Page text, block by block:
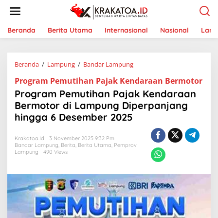
t
Beranda Berita Utama Internasional Nasional
Beranda / Lampung / Bandar Lampung
o
g
r
a
m
h
a
n
P
a
Program Pemutihan Pajak Kendaraan Bermotor
Program Pemutihan Pajak Kendaraan
Bermotor di Lampung Diperpanjang
hingga 6 Desember 2025
Krakatoa.id
3 November 2025 9:32 Pm
Bandar Lampung, Berita, Berita Utama, Pemprov
Lampung
490 Views